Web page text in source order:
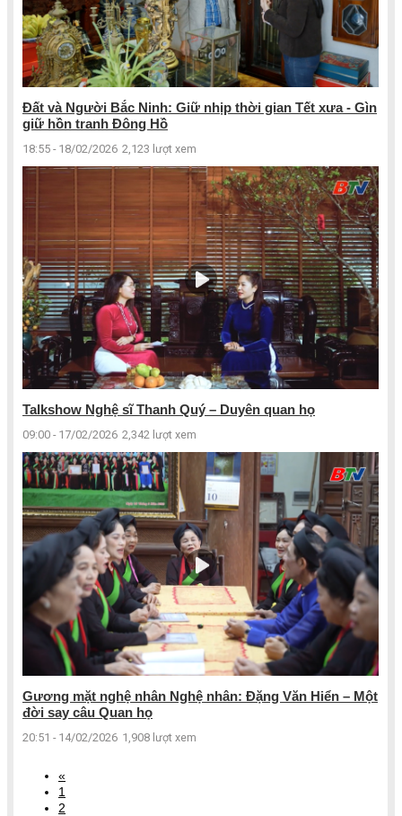
Đất và Người Bắc Ninh: Giữ nhịp thời gian Tết xưa - Gìn
giữ hồn tranh Đông Hồ
18:55 - 18/02/2026 2,123 lượt xem
Talkshow Nghệ sĩ Thanh Quý – Duyên quan họ
09:00 - 17/02/2026 2,342 lượt xem
Gương mặt nghệ nhân Nghệ nhân: Đặng Văn Hiển – Một
đời say câu Quan họ
20:51 - 14/02/2026 1,908 lượt xem
«
1
2